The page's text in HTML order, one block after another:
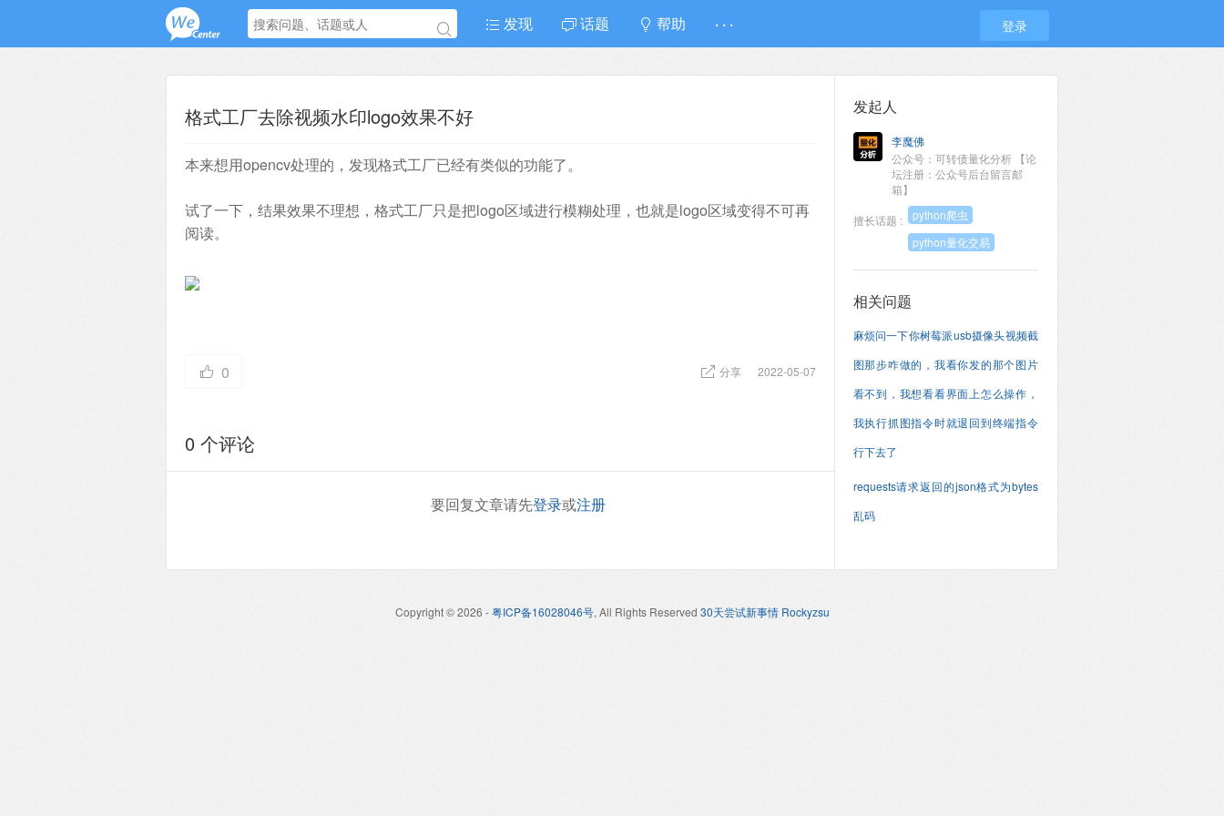
发现 话题 帮助 · · · 登录
格式工厂去除视频水印logo效果不好
本来想用opencv处理的，发现格式工厂已经有类似的功能了。
试了一下，结果效果不理想，格式工厂只是把logo区域进行模糊处理，也就是logo区域变得不可再
阅读。
0 分享 2022-05-07
0 个评论
要回复文章请先登录或注册
发起人
李魔佛
公众号：可转债量化分析 【论
坛注册：公众号后台留言邮
箱】
擅长话题 :
python爬虫
python量化交易
相关问题
麻烦问一下你树莓派usb摄像头视频截
图那步咋做的，我看你发的那个图片
看不到，我想看看界面上怎么操作，
我执行抓图指令时就退回到终端指令
行下去了
requests请求返回的json格式为bytes
乱码
Copyright © 2026 -粤ICP备16028046号, All Rights Reserved 30天尝试新事情 Rockyzsu